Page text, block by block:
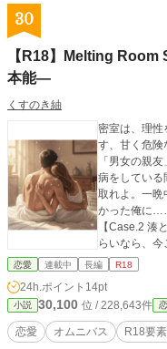
ことはありません。 [明日香は
人公ペアだけはもしかしたらす
ルを舐めさせたりプレイのお手
めが大好きなので作品の大部
が出ることがあるかもしれませ
てきません。 自分で書いた話、
ど読み直してアホみたいに微
30
【R18】Melting
本能―
くすのき紬
密室は、理性
す、甘く危険な本能の記録
「男女の親
病をしている
取れよ。一晩
かった俺に
【Case.2 湊
らいなら、
ちゃん」とし
遥香】 「え
いよ。最高
の花」だと思
ほどに無垢だ
恋愛 連載中 長編 R18
24h.ポイント 14pt
小説 30,100 位 / 228,643件
恋愛 オムニバス R18要